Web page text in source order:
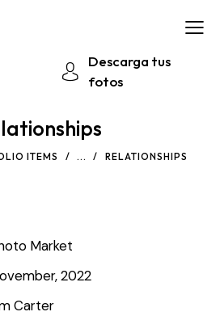
Descarga tus
fotos
ITEMS ... RELATIONSHIPS
Market
2022
Carter